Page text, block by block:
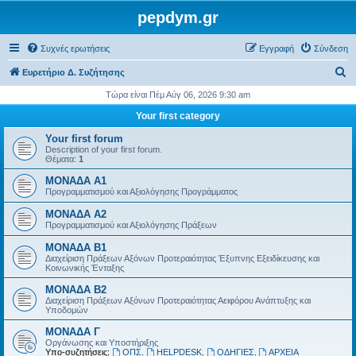
pepdym.gr
Συχνές ερωτήσεις Σύνδεση
Εγγραφή
Ευρετήριο Δ. Συζήτησης
ζ
τ
σ
Τώρα είναι Πέμ Αύγ 06, 2026 9:30 am
Your first category
Your first forum
Description of your first forum.
Θέματα: 1
ΜΟΝΑΔΑ Α1
Προγραμματισμού και Αξιολόγησης Προγράμματος
ΜΟΝΑΔΑ Α2
Προγραμματισμού και Αξιολόγησης Πράξεων
ΜΟΝΑΔΑ Β1
Διαχείριση Πράξεων Αξόνων Προτεραιότητας Έξυπνης Εξειδίκευσης και
Κοινωνικής Ένταξης
ΜΟΝΑΔΑ Β2
Διαχείριση Πράξεων Αξόνων Προτεραιότητας Αειφόρου Ανάπτυξης και
Υποδομών
ΜΟΝΑΔΑ Γ
Οργάνωσης και Υποστήριξης
Υπο-συζητήσεις:
ΟΠΣ HELPDESK, ΟΔΗΓΙΕΣ ΑΡΧΕΙΑ